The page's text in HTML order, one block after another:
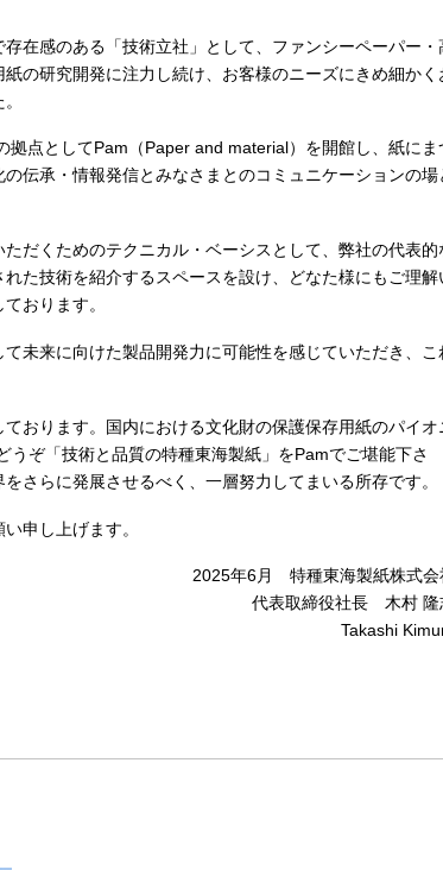
在感のある「技術立社」として、ファンシーペーパー・
の研究開発に注力し続け、お客様のニーズにきめ細かく
拠点としてPam（Paper and material） を開館し、紙にま
伝承・情報発信とみなさまとのコミュニケーションの場
だくためのテクニカル・ベーシスとして、弊社の代表的
た技術を紹介するスペースを設け、どなた様にもご理解
おります。
未来に向けた製品開発力に可能性を感じていただき、こ
おります。国内における文化財の保護保存用紙のパイオ
うぞ「技術と品質の特種東海製紙 」をPamでご堪能下さ
さらに発展させるべく、一層努力してまいる所存です。
申し上げます。
2025年6月 特種東海製紙株式会
代表取締役社長 木村 隆
Takashi